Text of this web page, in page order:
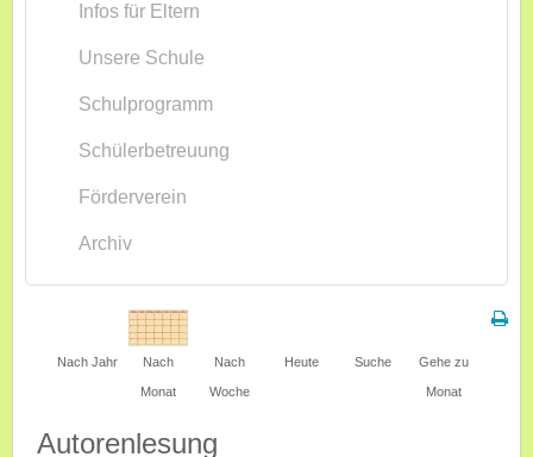
Infos für Eltern
Unsere Schule
Schulprogramm
Schülerbetreuung
Förderverein
Archiv
Nach Jahr Nach
Monat
Nach
Woche
Heute Suche Gehe zu
Monat
Autorenlesung